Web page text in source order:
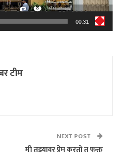
00:31
टीम
NEXT POST